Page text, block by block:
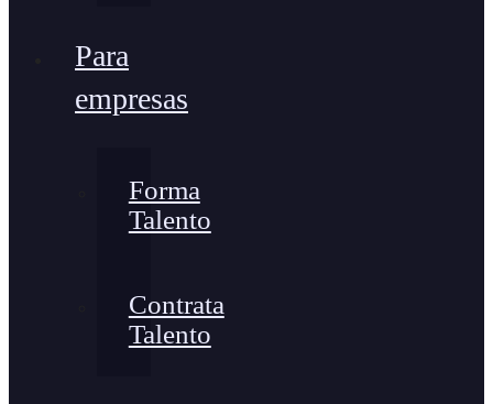
Para
empresas
Forma
Talento
Contrata
Talento